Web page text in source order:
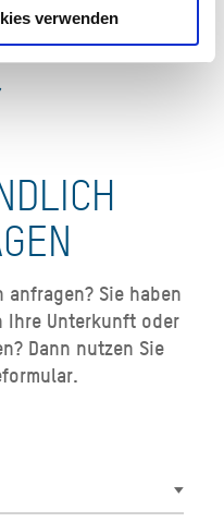
verwenden
Sie haben
Ihre Unterkunft oder
Dann nutzen Sie